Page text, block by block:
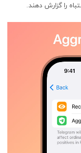
را گزارش دهند.